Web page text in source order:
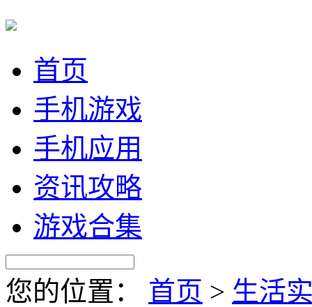
首页
手机游戏
手机应用
资讯攻略
游戏合集
您的位置： 首页 > 生活